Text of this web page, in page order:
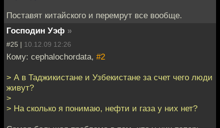
Поставят китайского и перемрут все вообще.
Господин Уэф »
#25 | 10.12.09 12:26
Кому: cephalochordata, #2
> А в Таджикистане и Узбекистане за счет чего люди
живут?
>
> На сколько я понимаю, нефти и газа у них нет?